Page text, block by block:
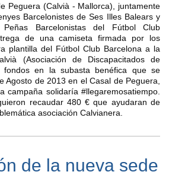
Peguera (Calvià - Mallorca), juntamente
Barcelonistes de Ses Illes Balears y
Barcelonistas del Fútbol Club
de una camiseta firmada por los
plantilla del Fútbol Club Barcelona a la
(Asociación de Discapacitados de
fondos en la subasta benéfica que se
Agosto de 2013 en el Casal de Peguera,
campaña solidaría #llegaremosatiempo.
recaudar 480 € que ayudaran de
asociación Calvianera.
de la nueva sede